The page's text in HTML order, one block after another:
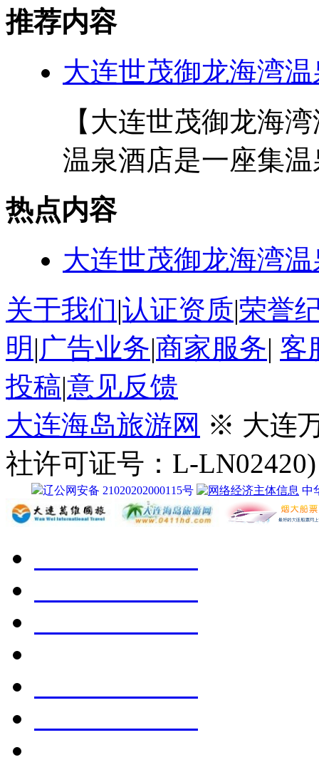
推荐内容
大连世茂御龙海湾
【大连世茂御龙海
温泉酒店是一座集
热点内容
大连世茂御龙海湾
关于我们|认证资质|荣誉
明 |广告业务|商家服务| 客
投稿|意见反馈
大连海岛旅游网 ※ 大连
社许可证号：L-LN02420)
辽公网安备 21020202000115号 中